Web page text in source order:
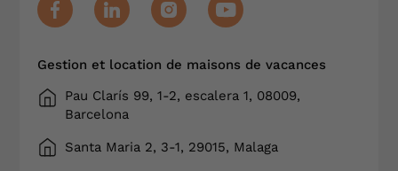
Gestion et location de maisons de vacances
Pau Clarís 99, 1-2, escalera 1, 08009,
Barcelona
Santa Maria 2, 3-1, 29015, Malaga